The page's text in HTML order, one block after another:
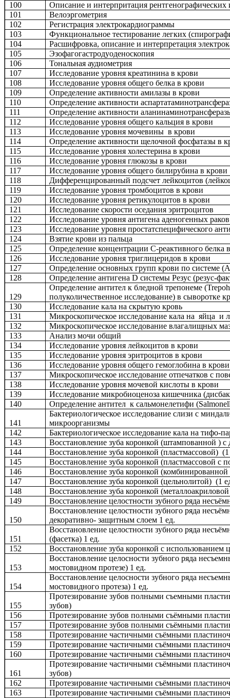
100
Описание и интерпритация рентгенографических
101
Велоэргометрия
102
Регистрация электрокардиограммы
103
Функциональное тестирование легких
104
Расшифровка, описание и интерпретация
105
Эзофагогастродуоденоскопия
106
Тональная аудиометрия
107
Исследование уровня креатинина в крови
108
Исследование уровня общего белка в крови
109
Определение активности амилазы в крови
110
Определение активности
111
Определение активности
112
Исследование уровня общего кальция в крови
113
Исследование уровня мочевины в крови
114
Определение активности щелочной фосфатазы в
115
Исследование уровня холестерина в крови
116
Исследование уровня глюкозы в крови
117
Исследование уровня общего билирубина в крови
118
Дифференцированный подсчет лейкоцитов
119
Исследование уровня тромбоцитов в крови
120
Исследование уровня ретикулоцитов в крови
121
Исследование скорости оседания эритроцитов
122
Исследование уровня антигена аденогенных
123
Исследование уровня простатспецифического
124
Взятие крови из пальца
125
Определение концентрации С-реактивного белка
126
Исследование уровня триглицеридов в крови
127
Определение основных групп крови по системе
128
Определение антигена D системы Резус (резус-
129
Определение антител к бледной трепонеме
полуколичественное исследование) в сыворотке
130
Исследование кала на скрытую кровь
131
Микроскопическое исследование кала на яйца и
132
Микроскопическое исследование влагалищных
133
Анализ мочи общий
134
Исследование уровня лейкоцитов в крови
135
Исследование уровня эритроцитов в крови
136
Исследование уровня общего гемоглобина в крови
137
Микроскопическое исследование отпечатков с
138
Исследование уровня мочевой кислоты в крови
139
Исследование микробиоценоза кишечника
140
Определение антител к сальмонелетифи
141
Бактериологическое исследование слизи с
микроорганизмы
142
Бактериологическое исследование кала на
143
Восстановление зуба коронкой (штампованной )
144
Восстановление зуба коронкой (пластмассовой)
145
Восстановление зуба коронкой (пластмассовой с
146
Восстановление зуба коронкой
147
Восстановление зуба коронкой (цельнолитой) (1
148
Восстановление зуба коронкой
149
Восстановление целостности зубного ряда
150
Восстановление целостности зубного ряда
декоративно- защитным слоем 1 ед.
151
Восстановление целостности зубного ряда
(фасетка) 1 ед.
152
Восстановление зуба коронкой с использованием
153
Восстановление целосности зубного ряда
мостовидном протезе) 1 ед.
154
Восстановление целосности зубного ряда
мостовидного протеза) 1 ед.
155
Протезирование зубов полными съемными
зубов)
156
Протезирование зубов полными съёмными
157
Протезирование зубов полными съёмными
158
Протезирование частичными съёмными
159
Протезирование частичными съёмными
160
Протезирование частичными съёмными
161
Протезирование частичными съёмными
зубов)
162
Протезирование частичными съёмными
163
Протезирование частичными съёмными